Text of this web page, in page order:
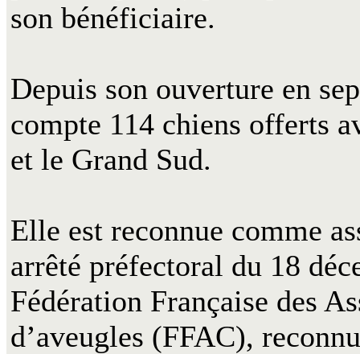
son bénéficiaire.
Depuis son ouverture en
compte 114 chiens offerts
et le Grand Sud.
Elle est reconnue comme
arrêté préfectoral du 18
Fédération Française des
d’aveugles (FFAC),